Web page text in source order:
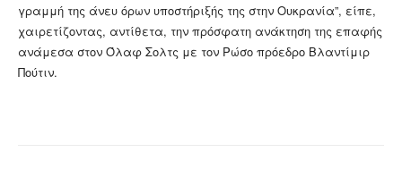
γραμμή της άνευ όρων υποστήριξής της στην Ουκρανία”, είπε,
χαιρετίζοντας, αντίθετα, την πρόσφατη ανάκτηση της επαφής
ανάμεσα στον Όλαφ Σολτς με τον Ρώσο πρόεδρο Βλαντίμιρ
Πούτιν.